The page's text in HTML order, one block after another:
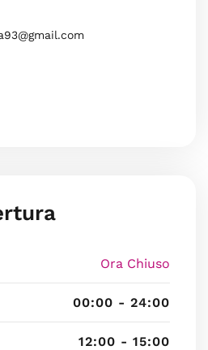
Ora Chiuso
00:00 - 24:00
12:00 - 15:00